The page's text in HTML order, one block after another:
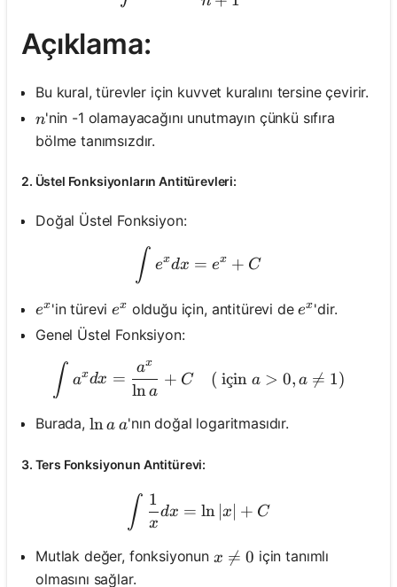
Açıklama:
Bu kural, türevler için kuvvet kuralını tersine çevirir.
n
n'nin -1 olamayacağını unutmayın çünkü sıfıra
bölme tanımsızdır.
2. Üstel Fonksiyonların Antitürevleri:
Doğal Üstel Fonksiyon:
\int e^x d x=e^x+C
∫ exdx = ex + C
e^x
ex'in türevie^x
ex olduğu için, antitürevi dee^x
ex'dir.
Genel Üstel Fonksiyon:
\int a^x d
∫ axdx =
lna
ax
+ C ( ic
¸in a > 0, a 
= 1)
Burada, \ln a
lna a
a'nın doğal logaritmasıdır.
3. Ters Fonksiyonun Antitürevi:
\int \frac{1}{x} d x=\ln
∫ x
1
dx = ln x + C
Mutlak değer, fonksiyonun x \neq 0
x 
= 0 için tanımlı
olmasını sağlar.